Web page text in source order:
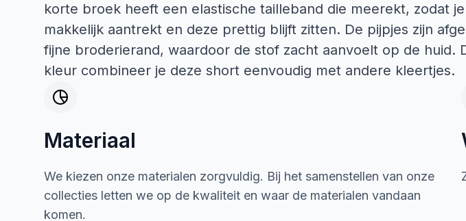
korte broek heeft een elastische tailleband die meerekt, zodat
makkelijk aantrekt en deze prettig blijft zitten. De pijpjes zijn
fijne broderierand, waardoor de stof zacht aanvoelt op de huid.
kleur combineer je deze short eenvoudig met andere kleertjes.
Materiaal
We kiezen onze materialen zorgvuldig. Bij het samenstellen van onze
collecties letten we op de kwaliteit en waar de materialen vandaan
komen.